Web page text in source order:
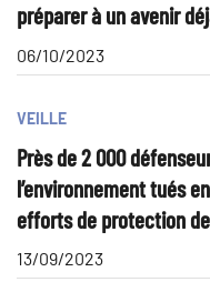
préparer à un avenir
06/10/2023
VEILLE
Près de 2 000
l’environnement tués
efforts de protection
13/09/2023